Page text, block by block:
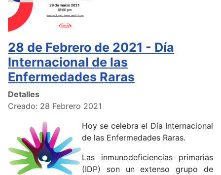
28 de Febrero de 2021 - Día
Internacional de las
Enfermedades Raras
Detalles
Creado: 28 Febrero 2021
Hoy se celebra el Día Internacional
de las Enfermedades Raras.
Las inmunodeficiencias primarias
(IDP) son un extenso grupo de